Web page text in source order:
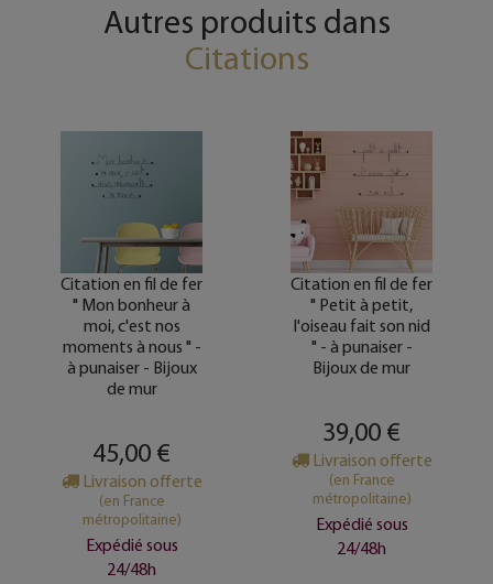
Autres produits dans
Citations
Citation en fil de fer
" Mon bonheur à
moi, c'est nos
moments à nous " -
à punaiser - Bijoux
de mur
45,00 €
Livraison offerte
(en France
métropolitaine)
Expédié sous
24/48h
Citation en fil de fer
" Petit à petit,
l'oiseau fait son nid
" - à punaiser -
Bijoux de mur
39,00 €
Livraison offerte
(en France
métropolitaine)
Expédié sous
24/48h